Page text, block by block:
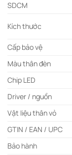
SDCM
Kích thước
Cấp bảo vệ
Màu thân đèn
Chip LED
Driver / nguồn
Vật liệu thân vỏ
GTIN / EAN / UPC
Bảo hành